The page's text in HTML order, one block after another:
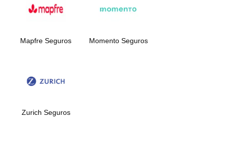
Mapfre Seguros Momento Seguros
Zurich Seguros